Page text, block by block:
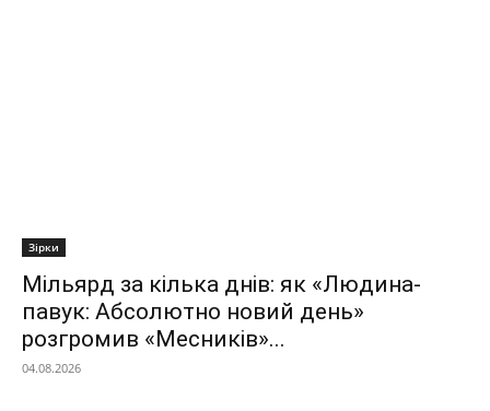
Зірки
Мільярд за кілька днів: як «Людина-
павук: Абсолютно новий день»
розгромив «Месників»...
04.08.2026